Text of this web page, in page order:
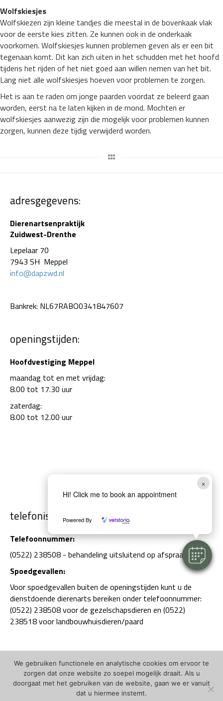
×
Hi! Click me to book an appointment
Powered By
Wolfskiesjes
Wolfskiezen zijn kleine tandjes die meestal in de bovenkaak vlak
voor de eerste kies zitten. Ze kunnen ook in de onderkaak
voorkomen. Wolfskiesjes kunnen problemen geven als er een bit
tegenaan komt. Dit kan zich uiten in het schudden met het hoofd
tijdens het rijden of het niet goed aan willen nemen van het bit.
Lang niet alle wolfskiesjes hoeven voor problemen te zorgen.
Het is aan te raden om jonge paarden voordat ze beleerd gaan
worden, eerst na te laten kijken in de mond. Mochten er
wolfskiesjes aanwezig zijn die mogelijk voor problemen kunnen
zorgen, kunnen deze tijdig verwijderd worden.
adresgegevens:
Dierenartsenpraktijk
Zuidwest-Drenthe
Lepelaar 70
7943 SH Meppel
info@dapzwd.nl
Bankrek: NL67RABO0341847607
openingstijden:
Hoofdvestiging Meppel
maandag tot en met vrijdag:
8.00 tot 17.30 uur
zaterdag:
8.00 tot 12.00 uur
telefonisch contact:
Telefoonnummer:
(0522) 238508 - behandeling uitsluitend op afspraak.
Spoedgevallen:
Voor spoedgevallen buiten de openingstijden kunt u de
dienstdoende dierenarts bereiken onder telefoonnummer:
(0522) 238508 voor de gezelschapsdieren en (0522)
238518 voor landbouwhuisdieren/paard
(c) Dierenartsenpraktijk Zuidwest-Drenthe - DAPZWD |
We gebruiken functionele en analytische cookies om ervoor te
zorgen dat onze website zo soepel mogelijk draait. Als u
doorgaat met het gebruiken van de website, gaan we er vanuit
dat u hiermee instemt.